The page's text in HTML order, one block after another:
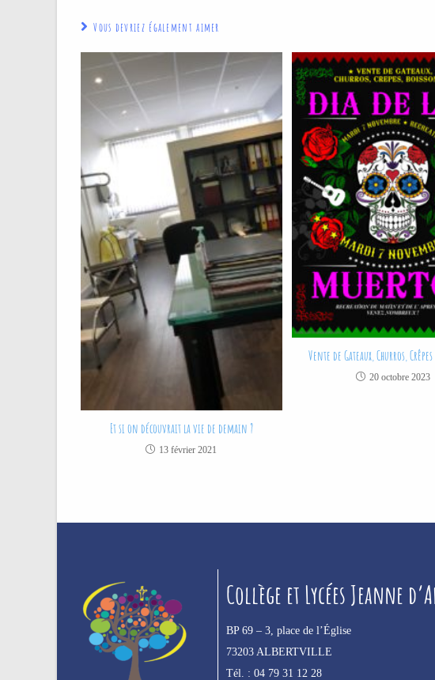
Vous devriez également aimer
Et si on découvrait la vie de demain ?
13 février 2021
Vente de Gateaux, Churros,
20 octobre 2023
Collège et Lycées Jeanne
BP 69 – 3, place de l’Église
73203 ALBERTVILLE
Tél. : 04 79 31 12 28